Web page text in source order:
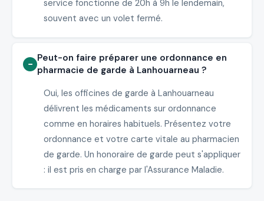
service fonctionne de 20h à 9h le lendemain,
souvent avec un volet fermé.
Peut-on faire préparer une ordonnance en
pharmacie de garde à Lanhouarneau ?
Oui, les officines de garde à Lanhouarneau
délivrent les médicaments sur ordonnance
comme en horaires habituels. Présentez votre
ordonnance et votre carte vitale au pharmacien
de garde. Un honoraire de garde peut s'appliquer
: il est pris en charge par l'Assurance Maladie.